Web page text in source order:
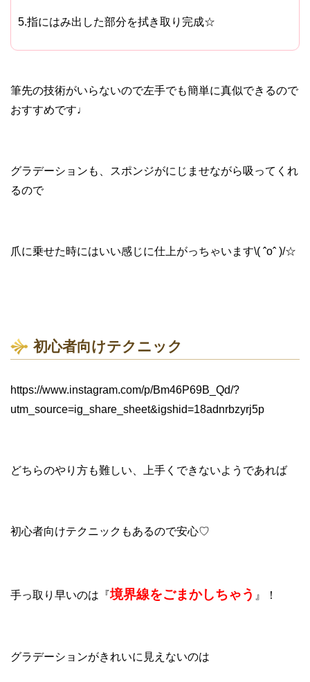
5.指にはみ出した部分を拭き取り完成☆
筆先の技術がいらないので左手でも簡単に真似できるので
おすすめです♩
グラデーションも、スポンジがにじませながら吸ってくれ
るので
爪に乗せた時にはいい感じに仕上がっちゃいます\( ˆoˆ )/☆
初心者向けテクニック
https://www.instagram.com/p/Bm46P69B_Qd/?
utm_source=ig_share_sheet&igshid=18adnrbzyrj5p
どちらのやり方も難しい、上手くできないようであれば
初心者向けテクニックもあるので安心♡
手っ取り早いのは『境界線をごまかしちゃう 』！
グラデーションがきれいに見えないのは